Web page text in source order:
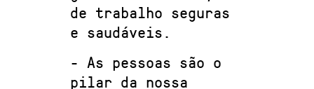
de trabalho seguras
e saudáveis.
- As pessoas são o
pilar da nossa